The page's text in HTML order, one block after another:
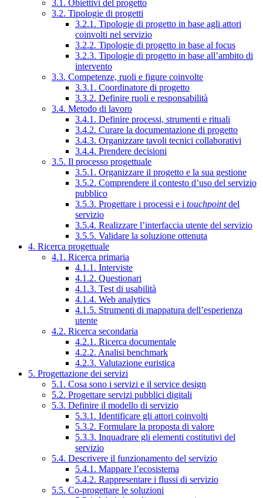
3.1. Obiettivi del progetto
3.2. Tipologie di progetti
3.2.1. Tipologie di progetto in base agli attori
coinvolti nel servizio
3.2.2. Tipologie di progetto in base al focus
3.2.3. Tipologie di progetto in base all’ambito di
intervento
3.3. Competenze, ruoli e figure coinvolte
3.3.1. Coordinatore di progetto
3.3.2. Definire ruoli e responsabilità
3.4. Metodo di lavoro
3.4.1. Definire processi, strumenti e rituali
3.4.2. Curare la documentazione di progetto
3.4.3. Organizzare tavoli tecnici collaborativi
3.4.4. Prendere decisioni
3.5. Il processo progettuale
3.5.1. Organizzare il progetto e la sua gestione
3.5.2. Comprendere il contesto d’uso del servizio
pubblico
3.5.3. Progettare i processi e i touchpointdel
servizio
3.5.4. Realizzare l’interfaccia utente del servizio
3.5.5. Validare la soluzione ottenuta
4. Ricerca progettuale
4.1. Ricerca primaria
4.1.1. Interviste
4.1.2. Questionari
4.1.3. Test di usabilità
4.1.4. Web analytics
4.1.5. Strumenti di mappatura dell’esperienza
utente
4.2. Ricerca secondaria
4.2.1. Ricerca documentale
4.2.2. Analisi benchmark
4.2.3. Valutazione euristica
5. Progettazione dei servizi
5.1. Cosa sono i servizi e il service design
5.2. Progettare servizi pubblici digitali
5.3. Definire il modello di servizio
5.3.1. Identificare gli attori coinvolti
5.3.2. Formulare la proposta di valore
5.3.3. Inquadrare gli elementi costitutivi del
servizio
5.4. Descrivere il funzionamento del servizio
5.4.1. Mappare l’ecosistema
5.4.2. Rappresentare i flussi di servizio
5.5. Co-progettare le soluzioni